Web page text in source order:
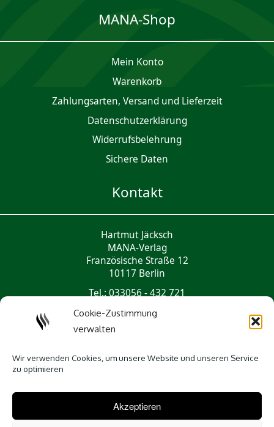
Cookie-Zustimmung
verwalten
Wir verwenden Cookies, um unsere Website und unseren Service
zu optimieren
Akzeptieren
MANA-Shop
Mein Konto
Waren­korb
Zahlungsarten, Versand und Lieferzeit
Daten­schutz­er­klärung
Widerrufsbelehrung
Sichere Daten
Kontakt
Hartmut Jäcksch
MANA-Verlag
Französische Straße 12
10117 Berlin
Tel.: 033056 - 432 721
Social Media